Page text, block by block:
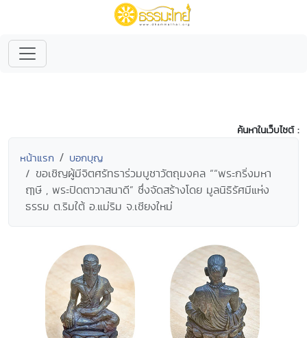
ค้นหาในเว็บไซต์ :
หน้าแรก บอกบุญ
ขอเชิญผู้มีจิตศรัทธาร่วมบูชาวัตถุมงคล ““พระกริ่งมหา
ฤๅษี , พระปิดตาวาสนาดี” ซึ่งจัดสร้างโดย มูลนิธิรัศมีแห่ง
ธรรม ต.ริมใต้ อ.แม่ริม จ.เชียงใหม่